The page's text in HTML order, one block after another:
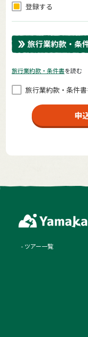
登録する
旅行業約款・条
旅⾏業約款・条件書を読む
旅⾏業約款・条件書
申
ツアー一覧